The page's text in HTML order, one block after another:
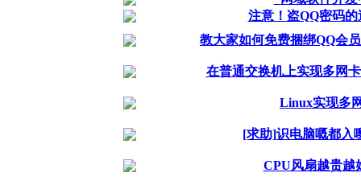
注意！盗QQ密码
教大家如何免费捆绑QQ会
在普通交换机上实现多网
Linux实现多
[求助]识电脑嘅都入
CPU风扇越贵越